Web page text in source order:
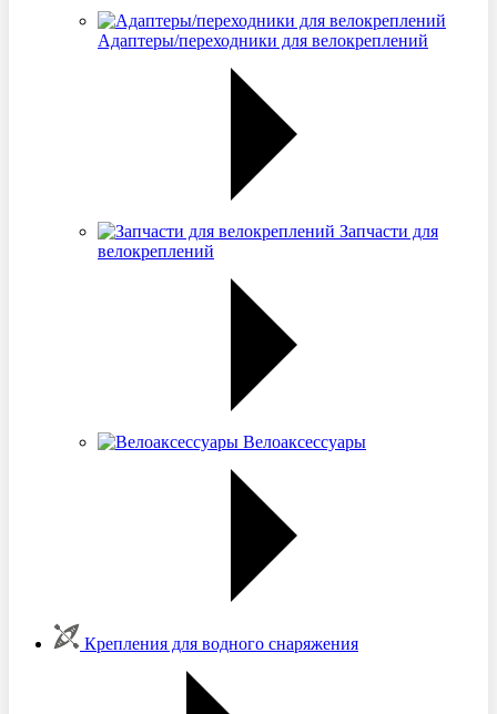
Адаптеры/переходники для велокреплений
Запчасти для
велокреплений
Велоаксессуары
Крепления для водного снаряжения